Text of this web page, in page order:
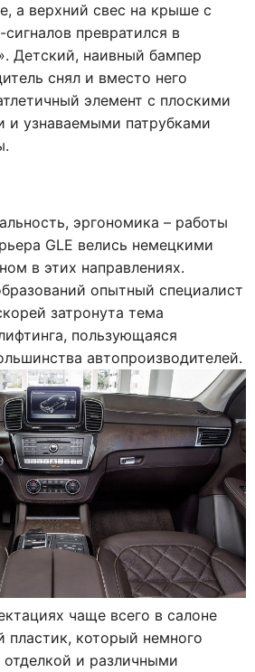
а верхний свес на крыше с
превратился в
Детский, наивный бампер
снял и вместо него
элемент с плоскими
и узнаваемыми патрубками
эргономика – работы
GLE велись немецкими
в этих направлениях.
опытный специалист
затронута тема
пользующаяся
автопроизводителей.
чаще всего в салоне
пластик, который немного
и различными